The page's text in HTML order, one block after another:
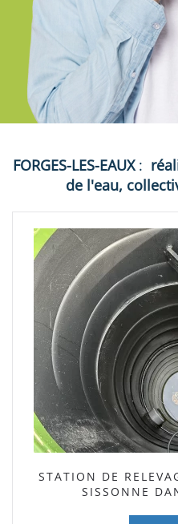
FORGES-LES-EAUX:
de l'eau,
STATION DE
SISSONNE